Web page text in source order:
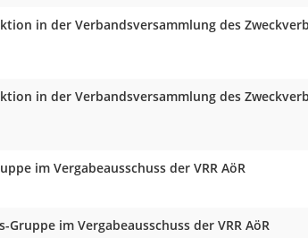
in der Verbandsversammlung des
in der Verbandsversammlung des
im Vergabeausschuss der VRR AöR
im Vergabeausschuss der VRR AöR